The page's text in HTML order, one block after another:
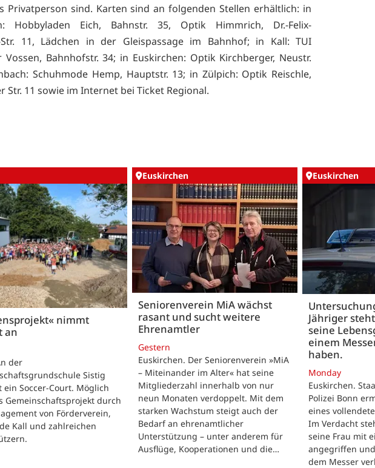
Privatperson sind. Karten sind an folgenden Stellen erhältlich: in
Hobbyladen Eich, Bahnstr. 35, Optik Himmrich, Dr.-Felix-
Str. 11, Lädchen in der Gleispassage im Bahnhof; in Kall: TUI
Vossen, Bahnhofstr. 34; in Euskirchen: Optik Kirchberger, Neustr.
Schuhmode Hemp, Hauptstr. 13; in Zülpich: Optik Reischle,
Str. 11 sowie im Internet bei Ticket Regional.
nimmt
an
der
Sistig
ein Soccer-Court. Möglich
Gemeinschaftsprojekt durch
von Förderverein,
Kall und zahlreichen
Euskirchen
Seniorenverein MiA wächst
rasant und sucht weitere
Ehrenamtler
Gestern
Euskirchen. Der Seniorenverein »MiA
– Miteinander im Alter« hat seine
Mitgliederzahl innerhalb von nur
neun Monaten verdoppelt. Mit dem
starken Wachstum steigt auch der
Bedarf an ehrenamtlicher
Unterstützung – unter anderem für
Ausflüge, Kooperationen und die…
Euskirchen
Jähriger
seine
einem
haben.
Monday
Euskirchen.
Polizei Bonn
eines
Im Verdacht
seine Frau mit
angegriffen
dem Messer